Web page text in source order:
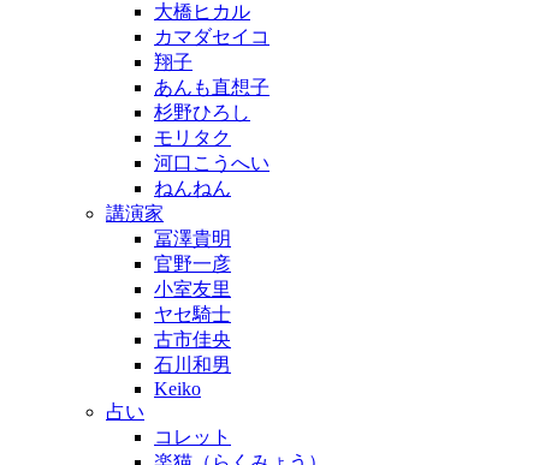
大橋ヒカル
カマダセイコ
翔子
あんも直想子
杉野ひろし
モリタク
河口こうへい
ねんねん
講演家
冨澤貴明
官野一彦
小室友里
ヤセ騎士
古市佳央
石川和男
Keiko
占い
コレット